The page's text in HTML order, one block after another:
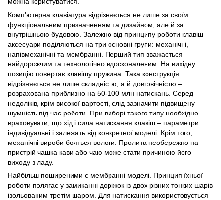
Комп'ютерна клавіатура відрізняється не лише за своїм
функціональним призначенням та дизайном, але й за
внутрішньою будовою. Залежно від принципу роботи клавіш
аксесуари поділяються на три основні групи: механічні,
напівмеханічні та мембранні. Перший тип вважається
найдорожчим та технологічно вдосконаленим. На вихідну
позицію повертає клавішу пружина. Така конструкція
відрізняється не лише складністю, а й довговічністю –
розрахована приблизно на 50-100 млн натискань. Серед
недоліків, крім високої вартості, слід зазначити підвищену
шумність під час роботи. При виборі такого типу необхідно
враховувати, що хід і сила натискання клавіш – параметри
індивідуальні і залежать від конкретної моделі. Крім того,
механічні вироби бояться вологи. Пролита необережно на
пристрій чашка кави або чаю може стати причиною його
виходу з ладу.
Найбільш поширеними є мембранні моделі. Принцип їхньої
роботи полягає у замиканні доріжок із двох різних тонких шарів
ізольованим третім шаром. Для натискання використовується